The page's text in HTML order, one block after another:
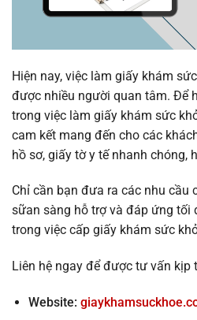
Hiện nay, việc làm giấy khám
được nhiều người quan tâm. Để
trong việc làm giấy khám sức
cam kết mang đến cho các
hồ sơ, giấy tờ y tế nhanh chóng,
Chỉ cần bạn đưa ra các nhu cầu
sữan sàng hỗ trợ và đáp ứng tối
trong việc cấp giấy khám sức
Liên hệ ngay để được tư vấn kịp
Website: